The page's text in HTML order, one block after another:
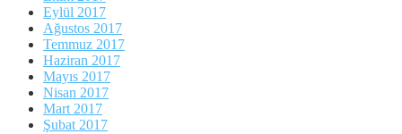
Eylül 2017
Ağustos 2017
Temmuz 2017
Haziran 2017
Mayıs 2017
Nisan 2017
Mart 2017
Şubat 2017